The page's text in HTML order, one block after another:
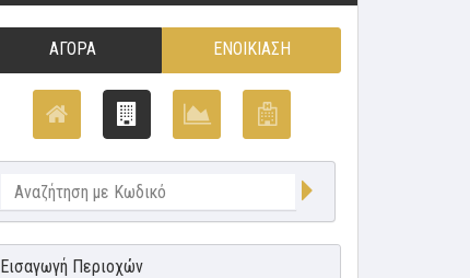
ΑΓΟΡΆ ΕΝΟΙΚΊΑΣΗ
Εισαγωγή Περιοχών